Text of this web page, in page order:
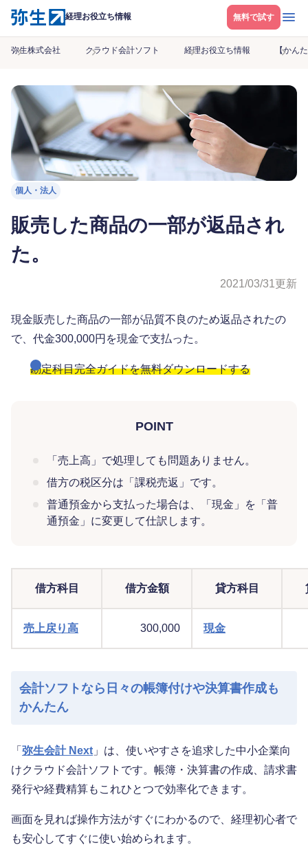
経理お役立ち情報 無料で試す メニ
弥生株式会社 クラウド会計ソフト 経理お役立ち情報 【かん
個人・法人
販売した商品の一部が返品され
た。
2021/03/31更新
現金販売した商品の一部が品質不良のため返品されたの
で、代金300,000円を現金で支払った。
勘定科目完全ガイドを無料ダウンロードする
POINT
「売上高」で処理しても問題ありません。
借方の税区分は「課税売返」です。
普通預金から支払った場合は、「現金」を「普
通預金」に変更して仕訳します。
借方科目 借方金額 貸方科目
売上戻り高 300,000 現金
会計ソフトなら日々の帳簿付けや決算書作成も
かんたん
「 弥生会計 Next 」は、使いやすさを追求した中小企業向
けクラウド会計ソフトです。帳簿・決算書の作成、請求書
発行や経費精算もこれひとつで効率化できます。
画面を見れば操作方法がすぐにわかるので、経理初心者で
も安心してすぐに使い始められます。